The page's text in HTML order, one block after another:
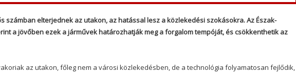
számban elterjednek az utakon, az hatással lesz a közlekedési szokásokra. Az Észak-
a jövőben ezek a járművek határozhatják meg a forgalom tempóját, és csökkenthetik az
az utakon, főleg nem a városi közlekedésben, de a technológia folyamatosan fejlődik,